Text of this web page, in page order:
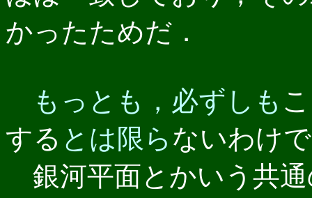
かったためだ．
もっとも，必ずしも
する とは限ら ないわけ
銀河平面とかいう共